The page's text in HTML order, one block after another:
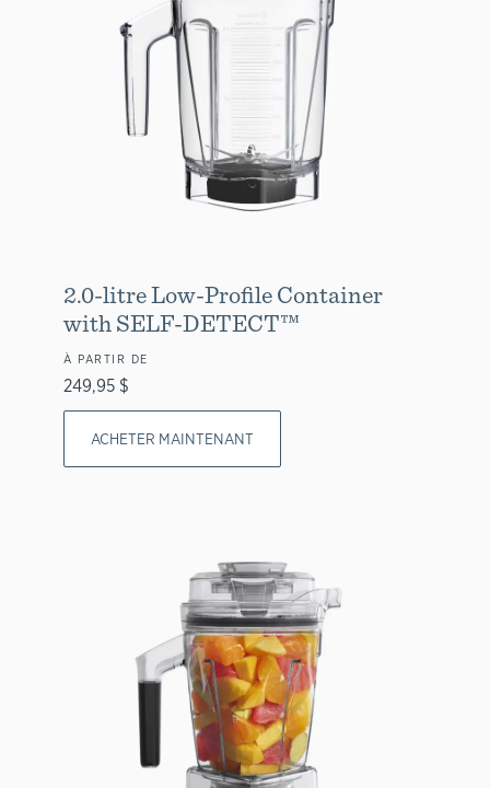
2.0-litre Low-Profile Container
with SELF-DETECT™
À PARTIR DE
249,95 $
ACHETER MAINTENANT